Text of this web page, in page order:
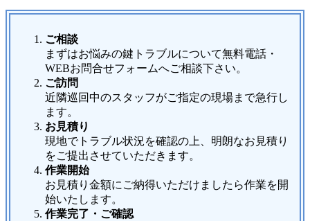
ご相談
まずはお悩みの鍵トラブルについて無料電話・
WEBお問合せフォームへご相談下さい。
ご訪問
近隣巡回中のスタッフがご指定の現場まで急行し
ます。
お見積り
現地でトラブル状況を確認の上、明朗なお見積り
をご提出させていただきます。
作業開始
お見積り金額にご納得いただけましたら作業を開
始いたします。
作業完了・ご確認